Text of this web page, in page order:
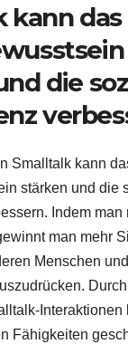
kann das
die
Smalltalk kann
stärken und die
Indem man
man mehr
Menschen
Durch
Interaktionen
Fähigkeiten